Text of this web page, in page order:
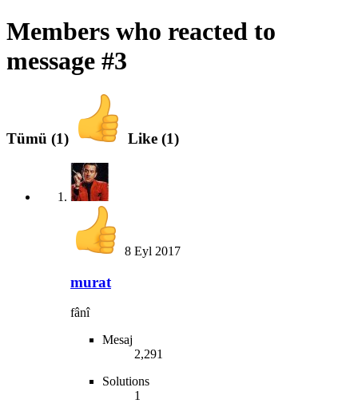
Members who reacted to
message #3
Tümü (1) Like (1)
8 Eyl 2017
murat
fânî
Mesaj
2,291
Solutions
1